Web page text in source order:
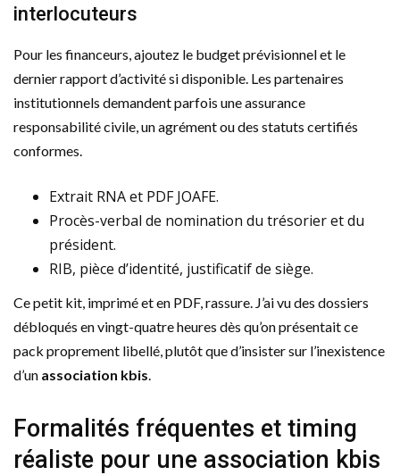
interlocuteurs
Pour les financeurs, ajoutez le budget prévisionnel et le
dernier rapport d’activité si disponible. Les partenaires
institutionnels demandent parfois une assurance
responsabilité civile, un agrément ou des statuts certifiés
conformes.
Extrait RNA et PDF JOAFE.
Procès-verbal de nomination du trésorier et du
président.
RIB, pièce d’identité, justificatif de siège.
Ce petit kit, imprimé et en PDF, rassure. J’ai vu des dossiers
débloqués en vingt-quatre heures dès qu’on présentait ce
pack proprement libellé, plutôt que d’insister sur l’inexistence
d’un association kbis.
Formalités fréquentes et timing
réaliste pour une association kbis